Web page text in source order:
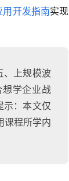
用开发指南实现
、上规模波
学企业战
示：本文仅
课程所学内